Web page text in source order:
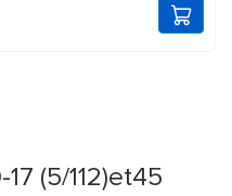
(5/112)et45